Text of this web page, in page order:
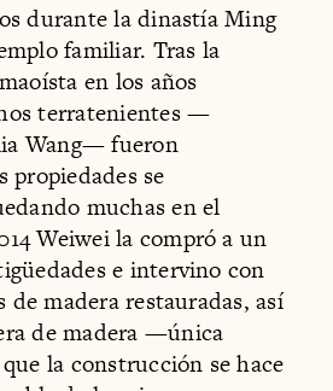
durante la dinastía Ming
familiar. Tras la
en los años
terratenientes —
Wang— fueron
propiedades se
muchas en el
Weiwei la compró a un
e intervino con
madera restauradas, así
de madera —única
la construcción se hace